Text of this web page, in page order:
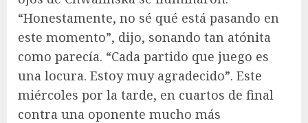
“Honestamente, no sé qué está pasando en
este momento”, dijo, sonando tan atónita
como parecía. “Cada partido que juego es
una locura. Estoy muy agradecido”. Este
miércoles por la tarde, en cuartos de final
contra una oponente mucho más